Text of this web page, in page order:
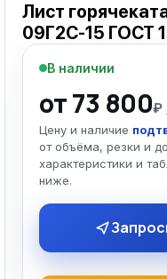
Лист
09Г2С-15 ГОСТ
В наличии
от 73 800₽
Цену и наличие
от объёма, резки и
характеристики и
ниже.